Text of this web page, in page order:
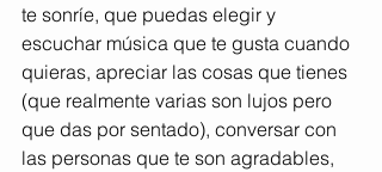
te sonríe, que puedas elegir y
escuchar música que te gusta cuando
quieras, apreciar las cosas que tienes
(que realmente varias son lujos pero
que das por sentado), conversar con
las personas que te son agradables,